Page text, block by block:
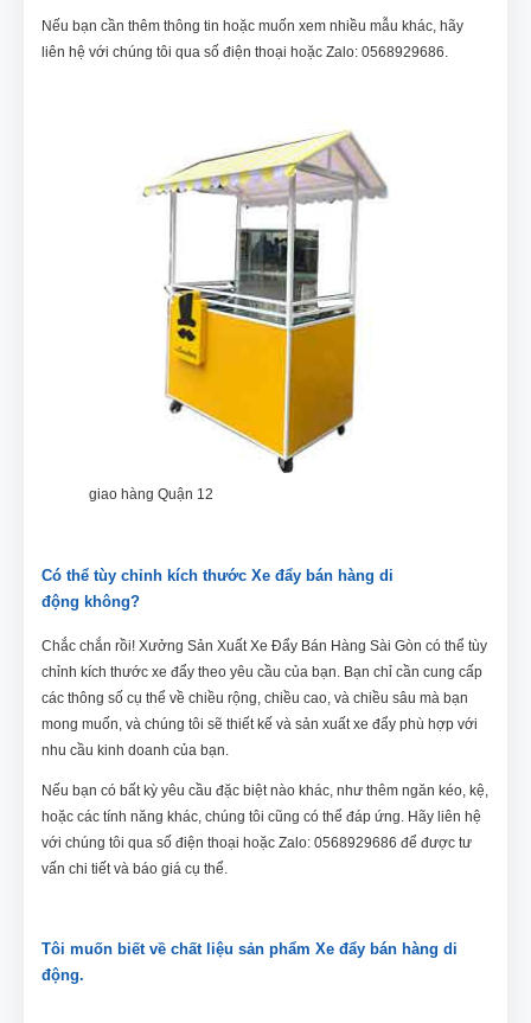
Nếu bạn cần thêm thông tin hoặc muốn xem nhiều mẫu khác, hãy
liên hệ với chúng tôi qua số điện thoại hoặc Zalo: 0568929686.
giao hàng Quận 12
Có thể tùy chỉnh kích thước Xe đẩy bán hàng di
động không?
Chắc chắn rồi! Xưởng Sản Xuất Xe Đẩy Bán Hàng Sài Gòn có thể tùy
chỉnh kích thước xe đẩy theo yêu cầu của bạn. Bạn chỉ cần cung cấp
các thông số cụ thể về chiều rộng, chiều cao, và chiều sâu mà bạn
mong muốn, và chúng tôi sẽ thiết kế và sản xuất xe đẩy phù hợp với
nhu cầu kinh doanh của bạn.
Nếu bạn có bất kỳ yêu cầu đặc biệt nào khác, như thêm ngăn kéo, kệ,
hoặc các tính năng khác, chúng tôi cũng có thể đáp ứng. Hãy liên hệ
với chúng tôi qua số điện thoại hoặc Zalo: 0568929686 để được tư
vấn chi tiết và báo giá cụ thể.
Tôi muốn biết về chất liệu sản phẩm Xe đẩy bán hàng di
động.